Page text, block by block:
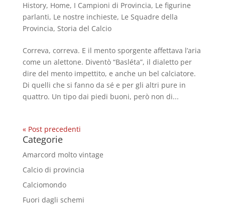
History, Home, I Campioni di Provincia, Le figurine
parlanti, Le nostre inchieste, Le Squadre della
Provincia, Storia del Calcio
Correva, correva. E il mento sporgente affettava l’aria
come un alettone. Diventò “Basléta”, il dialetto per
dire del mento impettito, e anche un bel calciatore.
Di quelli che si fanno da sé e per gli altri pure in
quattro. Un tipo dai piedi buoni, però non di...
« Post precedenti
Categorie
Amarcord molto vintage
Calcio di provincia
Calciomondo
Fuori dagli schemi